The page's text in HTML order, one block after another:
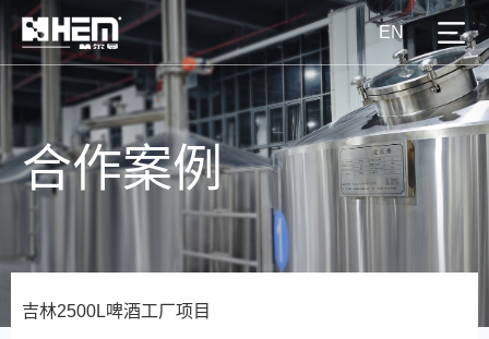
EN
合作案例
吉林2500L啤酒工厂项目